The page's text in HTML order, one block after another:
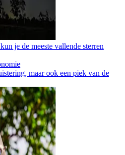
je de meeste vallende sterren
maar ook een piek van de